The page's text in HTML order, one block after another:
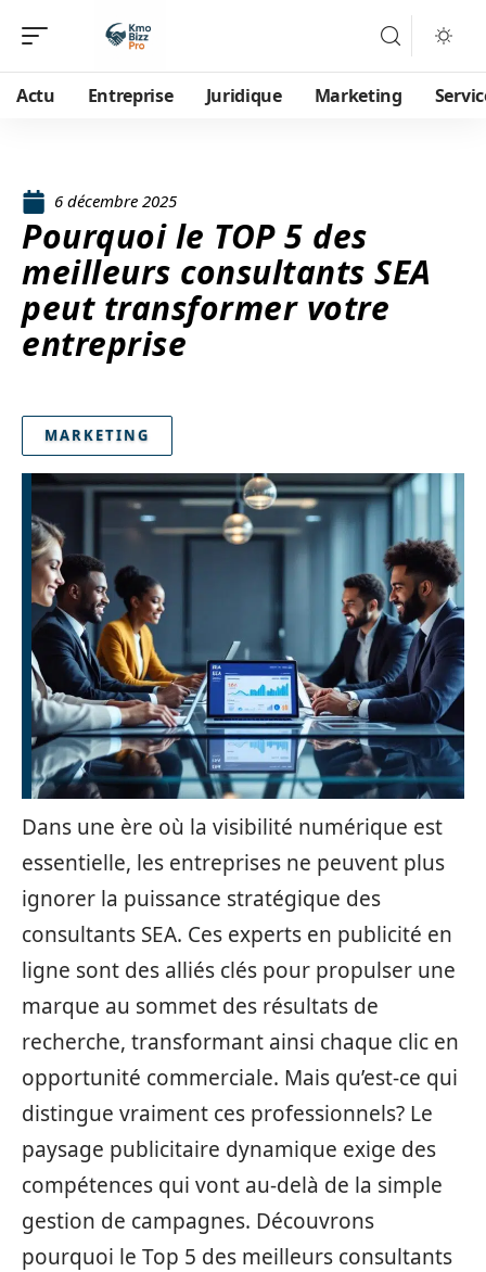
Actu Entreprise Juridique Marketing
6 décembre 2025
Pourquoi le TOP 5 des
meilleurs consultants SEA
peut transformer votre
entreprise
MARKETING
Dans une ère où la visibilité numérique est
essentielle, les entreprises ne peuvent plus
ignorer la puissance stratégique des
consultants SEA. Ces experts en publicité en
ligne sont des alliés clés pour propulser une
marque au sommet des résultats de
recherche, transformant ainsi chaque clic en
opportunité commerciale. Mais qu’est-ce qui
distingue vraiment ces professionnels? Le
paysage publicitaire dynamique exige des
compétences qui vont au-delà de la simple
gestion de campagnes. Découvrons
pourquoi le Top 5 des meilleurs consultants